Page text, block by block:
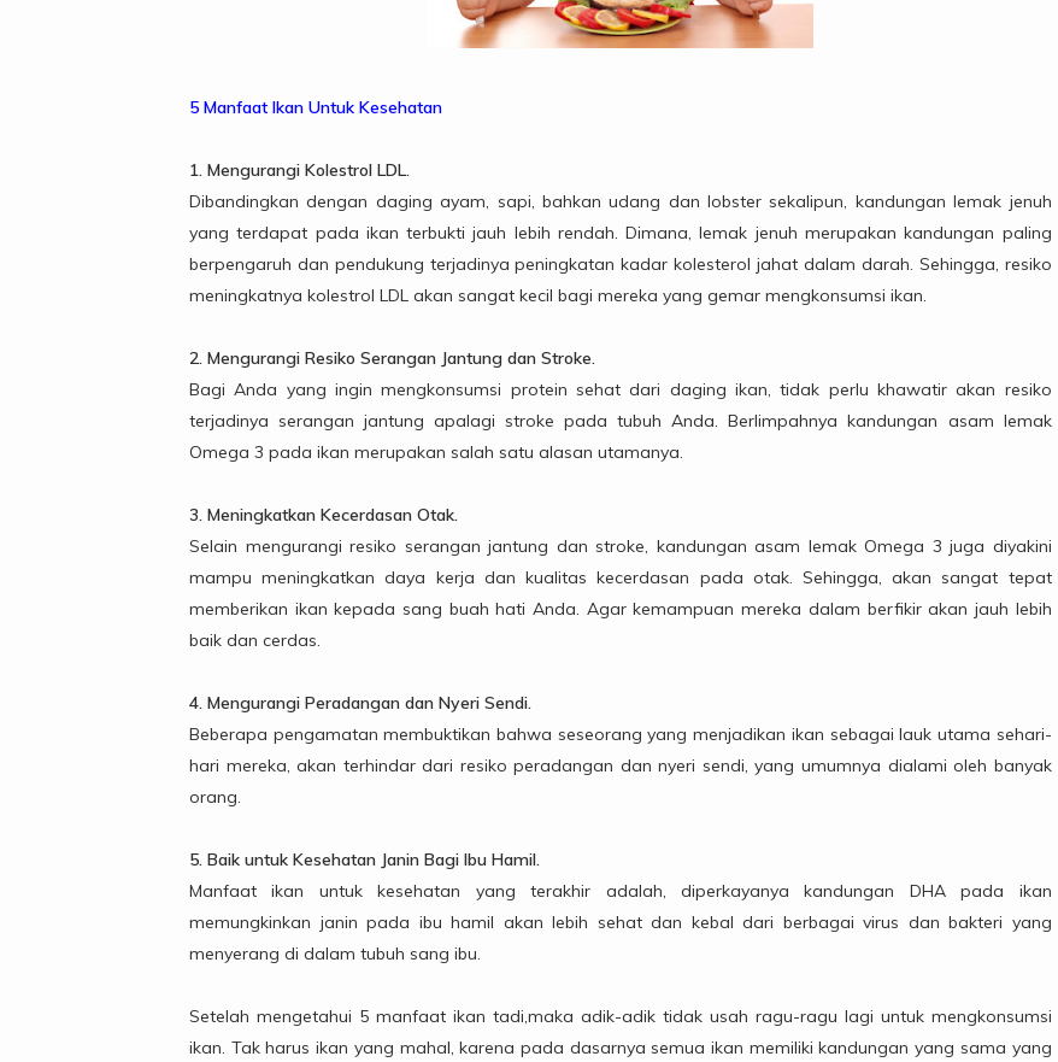
5 Manfaat Ikan Untuk Kesehatan
1. Mengurangi Kolestrol LDL.
Dibandingkan dengan daging ayam, sapi, bahkan udang dan lobster sekalipun, kandungan lemak jenuh
yang terdapat pada ikan terbukti jauh lebih rendah. Dimana, lemak jenuh merupakan kandungan paling
berpengaruh dan pendukung terjadinya peningkatan kadar kolesterol jahat dalam darah. Sehingga, resiko
meningkatnya kolestrol LDL akan sangat kecil bagi mereka yang gemar mengkonsumsi ikan.
2. Mengurangi Resiko Serangan Jantung dan Stroke.
Bagi Anda yang ingin mengkonsumsi protein sehat dari daging ikan, tidak perlu khawatir akan resiko
terjadinya serangan jantung apalagi stroke pada tubuh Anda. Berlimpahnya kandungan asam lemak
Omega 3 pada ikan merupakan salah satu alasan utamanya.
3. Meningkatkan Kecerdasan Otak.
Selain mengurangi resiko serangan jantung dan stroke, kandungan asam lemak Omega 3 juga diyakini
mampu meningkatkan daya kerja dan kualitas kecerdasan pada otak. Sehingga, akan sangat tepat
memberikan ikan kepada sang buah hati Anda. Agar kemampuan mereka dalam berfikir akan jauh lebih
baik dan cerdas.
4. Mengurangi Peradangan dan Nyeri Sendi.
Beberapa pengamatan membuktikan bahwa seseorang yang menjadikan ikan sebagai lauk utama sehari-
hari mereka, akan terhindar dari resiko peradangan dan nyeri sendi, yang umumnya dialami oleh banyak
orang.
5. Baik untuk Kesehatan Janin Bagi Ibu Hamil.
Manfaat ikan untuk kesehatan yang terakhir adalah, diperkayanya kandungan DHA pada ikan
memungkinkan janin pada ibu hamil akan lebih sehat dan kebal dari berbagai virus dan bakteri yang
menyerang di dalam tubuh sang ibu.
Setelah mengetahui 5 manfaat ikan tadi,maka adik-adik tidak usah ragu-ragu lagi untuk mengkonsumsi
ikan. Tak harus ikan yang mahal, karena pada dasarnya semua ikan memiliki kandungan yang sama yang